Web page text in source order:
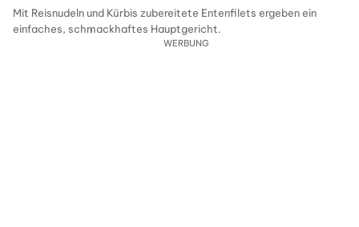
Mit Reisnudeln und Kürbis zubereitete Entenfilets ergeben ein
einfaches, schmackhaftes Hauptgericht.
WERBUNG